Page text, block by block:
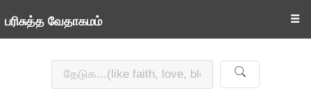
பரிசுத்த வேதாகமம் ☰